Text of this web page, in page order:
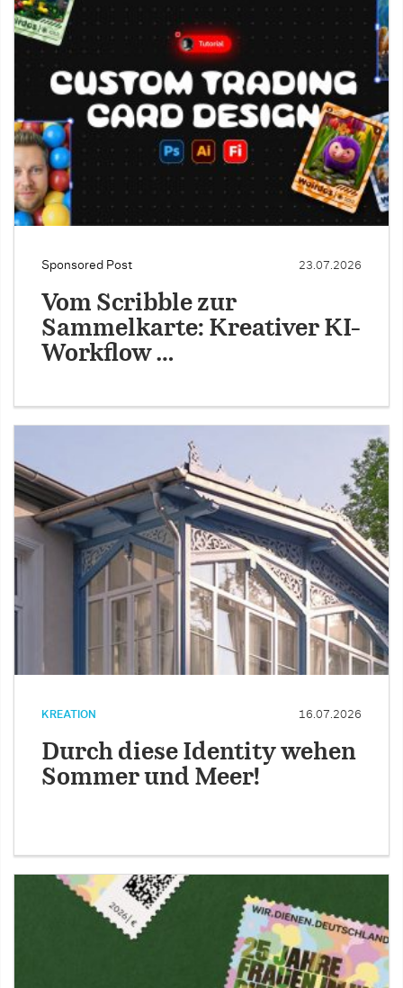
Sponsored Post 23.07.2026
Vom Scribble zur
Sammelkarte: Kreativer KI-
Workflow …
KREATION 16.07.2026
Durch diese Identity wehen
Sommer und Meer!